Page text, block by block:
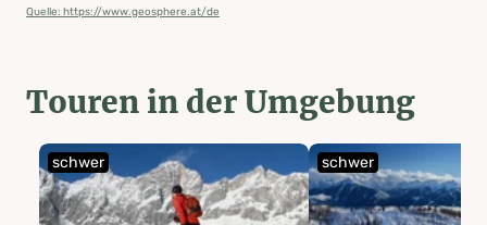
Quelle: https://www.geosphere.at/de
Touren in der Umgebung
schwer schwer